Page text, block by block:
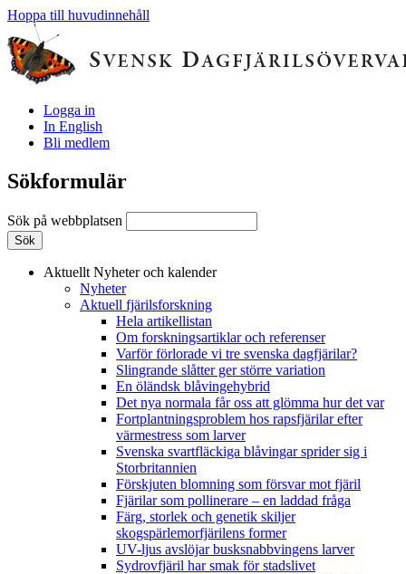
Hoppa till huvudinnehåll
Logga in
In English
Bli medlem
Sökformulär
Sök på webbplatsen
Aktuellt Nyheter och kalender
Nyheter
Aktuell fjärilsforskning
Hela artikellistan
Om forskningsartiklar och referenser
Varför förlorade vi tre svenska dagfjärilar?
Slingrande slåtter ger större variation
En öländsk blåvingehybrid
Det nya normala får oss att glömma hur det var
Fortplantningsproblem hos rapsfjärilar efter
värmestress som larver
Svenska svartfläckiga blåvingar sprider sig i
Storbritannien
Förskjuten blomning som försvar mot fjäril
Fjärilar som pollinerare – en laddad fråga
Färg, storlek och genetik skiljer
skogspärlemorfjärilens former
UV-ljus avslöjar busksnabbvingens larver
Sydrovfjäril har smak för stadslivet